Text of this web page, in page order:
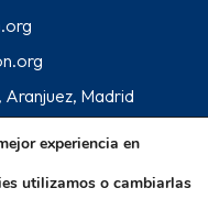
Madrid
Mister Pixel
experiencia en
utilizamos o cambiarlas